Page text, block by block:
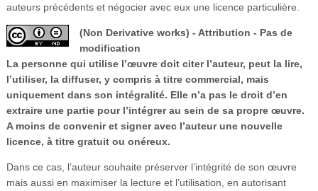
auteurs précédents et négocier avec eux une licence particulière.
(Non Derivative works) - Attribution - Pas de
modification
La personne qui utilise l’œuvre doit citer l’auteur, peut la lire,
l’utiliser, la diffuser, y compris à titre commercial, mais
uniquement dans son intégralité. Elle n’a pas le droit d’en
extraire une partie pour l’intégrer au sein de sa propre œuvre.
A moins de convenir et signer avec l’auteur une nouvelle
licence, à titre gratuit ou onéreux.
Dans ce cas, l’auteur souhaite préserver l’intégrité de son œuvre
mais aussi en maximiser la lecture et l’utilisation, en autorisant